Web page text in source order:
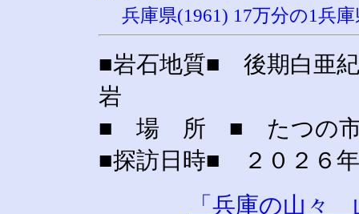
兵庫県(1961) 17万分の1兵
■岩石地質■ 後期白亜
岩
■ 場 所 ■ たつの市
■探訪日時■ ２０２６
「兵庫の山々